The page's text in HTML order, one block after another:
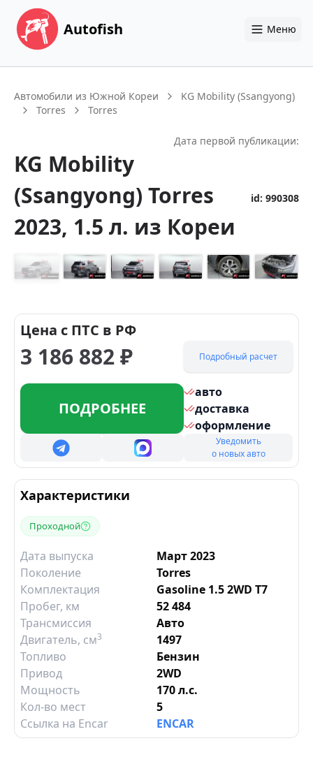
Autofish Меню
Автомобили из Южной Кореи
KG Mobility (Ssangyong)
Torres
Torres
Дата первой публикации:
KG Mobility
(Ssangyong) Torres
2023, 1.5 л. из Кореи
id: 990308
Цена с ПТС в РФ
3 186 882₽ Подробный расчет
ПОДРОБНЕЕ
авто
доставка
оформление
Уведомить
о новых авто
Характеристики
Проходной
Дата выпуска
Март 2023
Поколение
Torres
Комплектация
Gasoline 1.5 2WD T7
Пробег, км
52 484
Трансмиссия
Авто
Двигатель, см3
1497
Топливо
Бензин
Привод
2WD
Мощность
170 л.с.
Кол-во мест
5
Ссылка на Encar
ENCAR